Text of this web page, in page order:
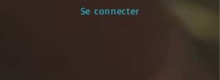
Se connecter